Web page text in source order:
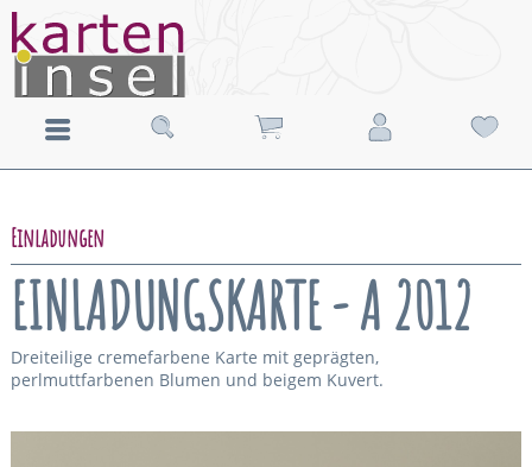
Einladungen
EINLADUNGSKARTE - A 2012
Dreiteilige cremefarbene Karte mit geprägten,
perlmuttfarbenen Blumen und beigem Kuvert.